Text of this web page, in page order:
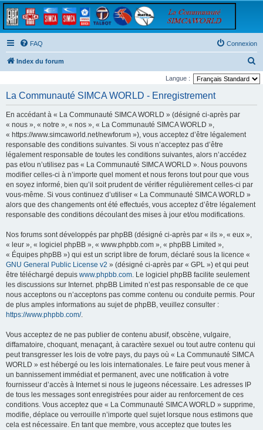
FAQ Connexion
Index du forum
e
Langue :
La Communauté SIMCA WORLD - Enregistrement
En accédant à « La Communauté SIMCA WORLD » (désigné ci-après par
« nous », « notre », « nos », « La Communauté SIMCA WORLD »,
« https://www.simcaworld.net/newforum »), vous acceptez d’être légalement
responsable des conditions suivantes. Si vous n’acceptez pas d’être
légalement responsable de toutes les conditions suivantes, alors n’accédez
pas et/ou n’utilisez pas « La Communauté SIMCA WORLD ». Nous pouvons
modifier celles-ci à n’importe quel moment et nous ferons tout pour que vous
en soyez informé, bien qu’il soit prudent de vérifier régulièrement celles-ci par
vous-même. Si vous continuez d’utiliser « La Communauté SIMCA WORLD »
alors que des changements ont été effectués, vous acceptez d’être légalement
responsable des conditions découlant des mises à jour et/ou modifications.
Nos forums sont développés par phpBB (désigné ci-après par « ils », « eux »,
« leur », « logiciel phpBB », « www.phpbb.com », « phpBB Limited »,
« Équipes phpBB ») qui est un script libre de forum, déclaré sous la licence «
GNU General Public License v2 » (désigné ci-après par « GPL ») et qui peut
être téléchargé depuis www.phpbb.com. Le logiciel phpBB facilite seulement
les discussions sur Internet. phpBB Limited n’est pas responsable de ce que
nous acceptons ou n’acceptons pas comme contenu ou conduite permis. Pour
de plus amples informations au sujet de phpBB, veuillez consulter :
https://www.phpbb.com/.
Vous acceptez de ne pas publier de contenu abusif, obscène, vulgaire,
diffamatoire, choquant, menaçant, à caractère sexuel ou tout autre contenu qui
peut transgresser les lois de votre pays, du pays où « La Communauté SIMCA
WORLD » est hébergé ou les lois internationales. Le faire peut vous mener à
un bannissement immédiat et permanent, avec une notification à votre
fournisseur d’accès à Internet si nous le jugeons nécessaire. Les adresses IP
de tous les messages sont enregistrées pour aider au renforcement de ces
conditions. Vous acceptez que « La Communauté SIMCA WORLD » supprime,
modifie, déplace ou verrouille n’importe quel sujet lorsque nous estimons que
cela est nécessaire. En tant que membre, vous acceptez que toutes les